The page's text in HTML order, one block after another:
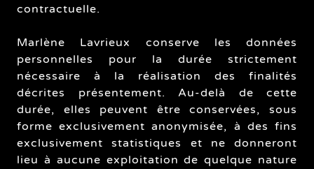
contractuelle.
Marlène Lavrieux conserve les données
personnelles pour la durée strictement
nécessaire à la réalisation des finalités
décrites présentement. Au-delà de cette
durée, elles peuvent être conservées, sous
forme exclusivement anonymisée, à des fins
exclusivement statistiques et ne donneront
lieu à aucune exploitation de quelque nature